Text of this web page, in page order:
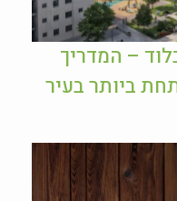
– המדריך
ביותר בעיר